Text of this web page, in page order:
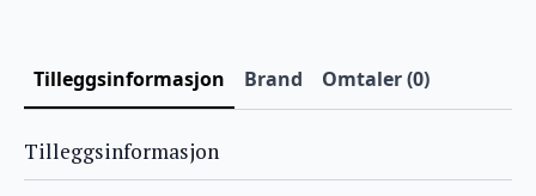
Tilleggsinformasjon Brand Omtaler (0)
Tilleggsinformasjon